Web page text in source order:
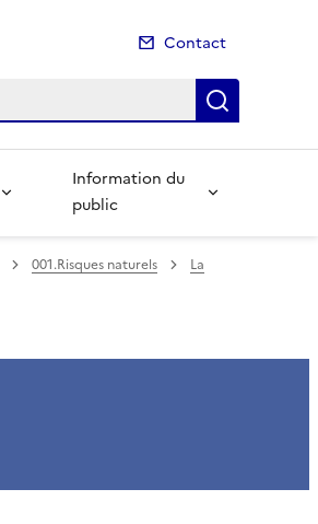
Contact
Information du
public
001.Risques naturels
La